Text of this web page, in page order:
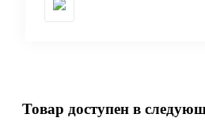
Товар доступен в